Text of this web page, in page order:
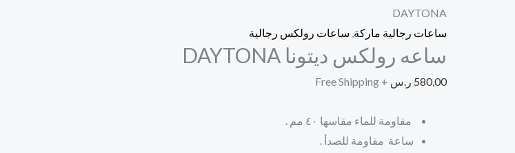
DAYTONA
ساعات رجالية ماركة, ساعات رولكس رجالية
ساعه رولكس ديتونا DAYTONA
580,00 ر.س + Free Shipping
مقاومة للماء مقاسها ٤٠ مم .
ساعة مقاومة للصدأ .